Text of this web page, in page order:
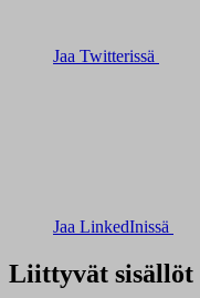
Jaa Twitterissä
Jaa LinkedInissä
Liittyvät sisällöt